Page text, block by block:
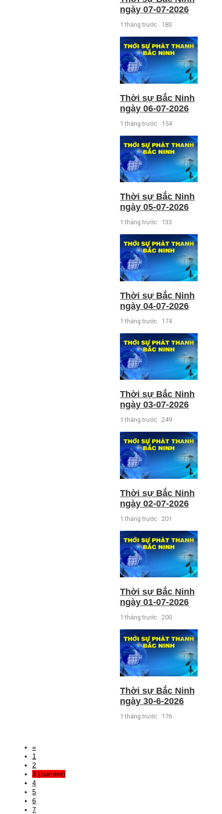
ngày 07-07-2026
1 tháng trước 183
Thời sự Bắc Ninh
ngày 06-07-2026
1 tháng trước 154
Thời sự Bắc Ninh
ngày 05-07-2026
1 tháng trước 133
Thời sự Bắc Ninh
ngày 04-07-2026
1 tháng trước 174
Thời sự Bắc Ninh
ngày 03-07-2026
1 tháng trước 249
Thời sự Bắc Ninh
ngày 02-07-2026
1 tháng trước 201
Thời sự Bắc Ninh
ngày 01-07-2026
1 tháng trước 200
Thời sự Bắc Ninh
ngày 30-6-2026
1 tháng trước 176
«
1
2
3 (current)
4
5
6
7